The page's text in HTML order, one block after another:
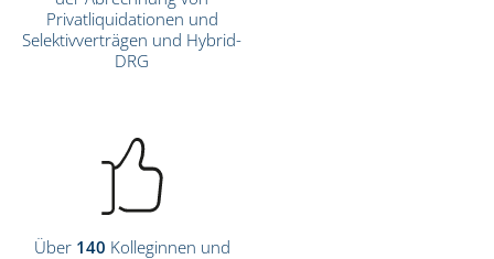
Privatliquidationen und
Selektivverträgen und Hybrid-
DRG
Über140 Kolleginnen und